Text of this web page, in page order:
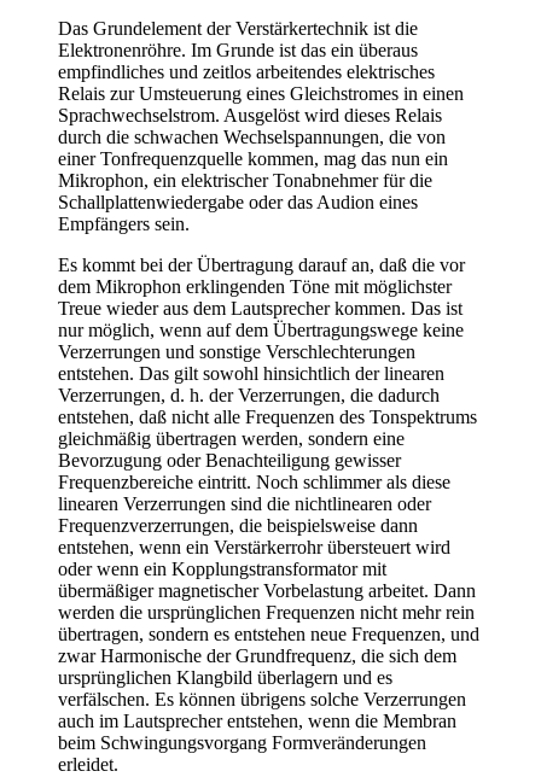
Das Grundelement der Verstärkertechnik ist die
Elektronenröhre. Im Grunde ist das ein überaus
empfindliches und zeitlos arbeitendes elektrisches
Relais zur Umsteuerung eines Gleichstromes in einen
Sprachwechselstrom. Ausgelöst wird dieses Relais
durch die schwachen Wechselspannungen, die von
einer Tonfrequenzquelle kommen, mag das nun ein
Mikrophon, ein elektrischer Tonabnehmer für die
Schallplattenwiedergabe oder das Audion eines
Empfängers sein.
Es kommt bei der Übertragung darauf an, daß die vor
dem Mikrophon erklingenden Töne mit möglichster
Treue wieder aus dem Lautsprecher kommen. Das ist
nur möglich, wenn auf dem Übertragungswege keine
Verzerrungen und sonstige Verschlechterungen
entstehen. Das gilt sowohl hinsichtlich der linearen
Verzerrungen, d. h. der Verzerrungen, die dadurch
entstehen, daß nicht alle Frequenzen des Tonspektrums
gleichmäßig übertragen werden, sondern eine
Bevorzugung oder Benachteiligung gewisser
Frequenzbereiche eintritt. Noch schlimmer als diese
linearen Verzerrungen sind die nichtlinearen oder
Frequenzverzerrungen, die beispielsweise dann
entstehen, wenn ein Verstärkerrohr übersteuert wird
oder wenn ein Kopplungstransformator mit
übermäßiger magnetischer Vorbelastung arbeitet. Dann
werden die ursprünglichen Frequenzen nicht mehr rein
übertragen, sondern es entstehen neue Frequenzen, und
zwar Harmonische der Grundfrequenz, die sich dem
ursprünglichen Klangbild überlagern und es
verfälschen. Es können übrigens solche Verzerrungen
auch im Lautsprecher entstehen, wenn die Membran
beim Schwingungsvorgang Formveränderungen
erleidet.